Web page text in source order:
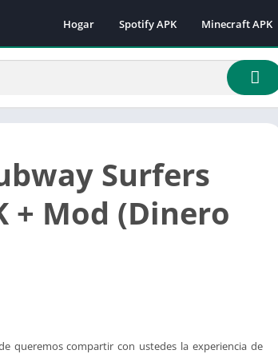
Hogar Spotify APK
Minecraft APK
Minecraft
Minecraft 1.18
Minecraft 1.18.2
Minecraft 1.19.0
Minecraft
Minecraft
Surfers
+ Mod (Dinero
queremos compartir con ustedes la experiencia de